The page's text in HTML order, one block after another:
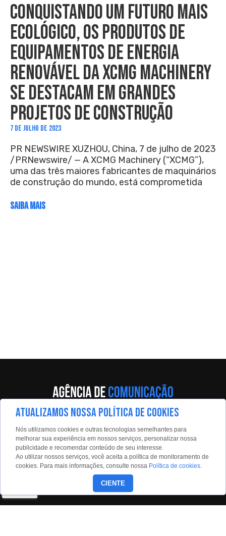
CONQUISTANDO UM FUTURO MAIS
ECOLÓGICO, OS PRODUTOS DE
EQUIPAMENTOS DE ENERGIA
RENOVÁVEL DA XCMG MACHINERY
SE DESTACAM EM GRANDES
PROJETOS DE CONSTRUÇÃO
7 DE JULHO DE 2023
PR NEWSWIRE XUZHOU, China, 7 de julho de 2023
/PRNewswire/ — A XCMG Machinery (“XCMG”),
uma das três maiores fabricantes de maquinários
de construção do mundo, está comprometida
SAIBA MAIS
Av. Eng. Caetano Álvares, 55 - 5º andar
Limão, São Paulo, 02598-900
Contato:
estadaoconteudo@estadao.com
(11)99350-0439
ATUALIZAMOS NOSSA POLÍTICA DE COOKIES
Nós utilizamos cookies e outras tecnologias semelhantes para
melhorar sua experiência em nossos serviços, personalizar nossa
publicidade e recomendar conteúdo de seu interesse.
Ao utilizar nossos serviços, você aceita a política de monitoramento de
cookies. Para mais informações, consulte nossa Política de cookies.
CIENTE